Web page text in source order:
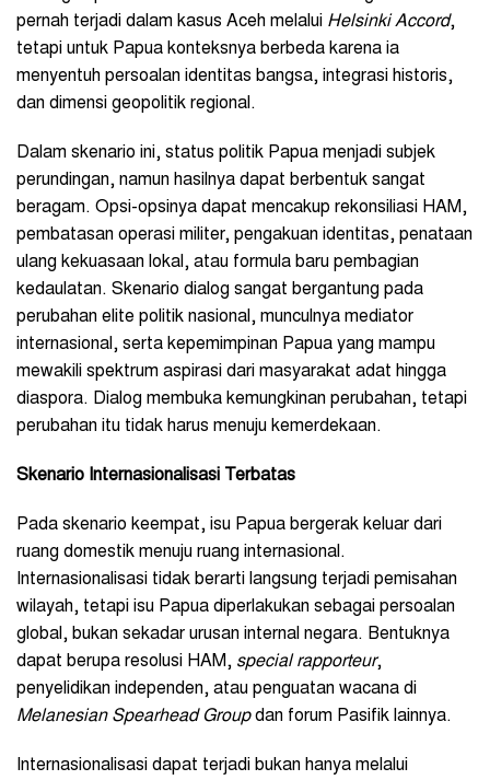
pernah terjadi dalam kasus Aceh melalui Helsinki Accord,
tetapi untuk Papua konteksnya berbeda karena ia
menyentuh persoalan identitas bangsa, integrasi historis,
dan dimensi geopolitik regional.
Dalam skenario ini, status politik Papua menjadi subjek
perundingan, namun hasilnya dapat berbentuk sangat
beragam. Opsi-opsinya dapat mencakup rekonsiliasi HAM,
pembatasan operasi militer, pengakuan identitas, penataan
ulang kekuasaan lokal, atau formula baru pembagian
kedaulatan. Skenario dialog sangat bergantung pada
perubahan elite politik nasional, munculnya mediator
internasional, serta kepemimpinan Papua yang mampu
mewakili spektrum aspirasi dari masyarakat adat hingga
diaspora. Dialog membuka kemungkinan perubahan, tetapi
perubahan itu tidak harus menuju kemerdekaan.
Skenario Internasionalisasi Terbatas
Pada skenario keempat, isu Papua bergerak keluar dari
ruang domestik menuju ruang internasional.
Internasionalisasi tidak berarti langsung terjadi pemisahan
wilayah, tetapi isu Papua diperlakukan sebagai persoalan
global, bukan sekadar urusan internal negara. Bentuknya
dapat berupa resolusi HAM, special rapporteur,
penyelidikan independen, atau penguatan wacana di
Melanesian Spearhead Groupdan forum Pasifik lainnya.
Internasionalisasi dapat terjadi bukan hanya melalui